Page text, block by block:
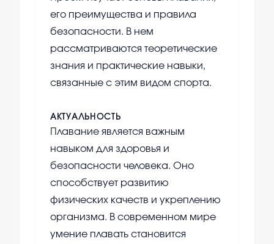
его преимущества и правила
безопасности. В нем
рассматриваются теоретические
знания и практические навыки,
связанные с этим видом спорта.
АКТУАЛЬНОСТЬ
Плавание является важным
навыком для здоровья и
безопасности человека. Оно
способствует развитию
физических качеств и укреплению
организма. В современном мире
умение плавать становится